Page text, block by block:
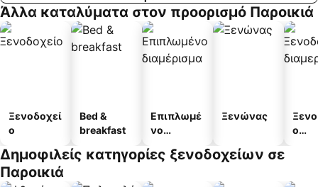
Άλλα καταλύματα στον προορισμό Παροικιά
Ξενοδοχεί
ο
Bed &
breakfast
Επιπλωμέ
νο
α
Ξενώνας
ο
Δημοφιλείς κατηγορίες ξενοδοχείων σε
Παροικιά